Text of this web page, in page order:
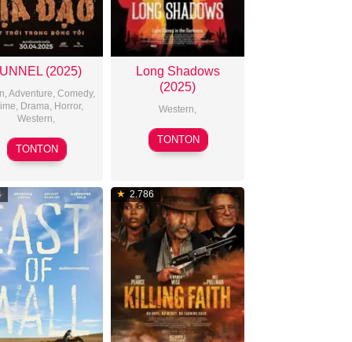
(2025)
,Adventure, Comedy,
, Drama, Horror,
Western,
2025-
04-
TONTON
Long Shadows
(2025)
Western,
2025-
11-
TONTON
2.786